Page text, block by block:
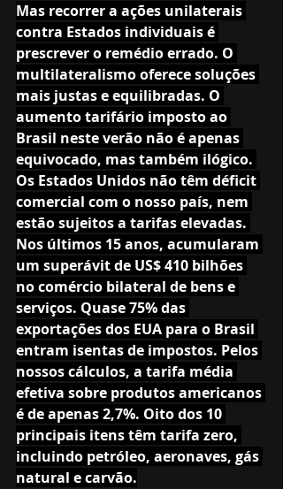
Mas recorrer a ações unilaterais
contra Estados individuais é
prescrever o remédio errado. O
multilateralismo oferece soluções
mais justas e equilibradas. O
aumento tarifário imposto ao
Brasil neste verão não é apenas
equivocado, mas também ilógico.
Os Estados Unidos não têm déficit
comercial com o nosso país, nem
estão sujeitos a tarifas elevadas.
Nos últimos 15 anos, acumularam
um superávit de US$ 410 bilhões
no comércio bilateral de bens e
serviços. Quase 75% das
exportações dos EUA para o Brasil
entram isentas de impostos. Pelos
nossos cálculos, a tarifa média
efetiva sobre produtos americanos
é de apenas 2,7%. Oito dos 10
principais itens têm tarifa zero,
incluindo petróleo, aeronaves, gás
natural e carvão.